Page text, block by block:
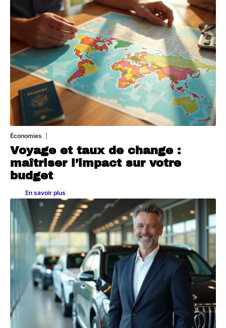
Économies
Voyage et taux de change :
maîtriser l’impact sur votre
budget
En savoir plus